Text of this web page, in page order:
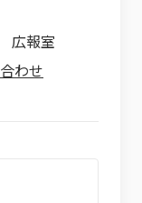
広報室
わせ